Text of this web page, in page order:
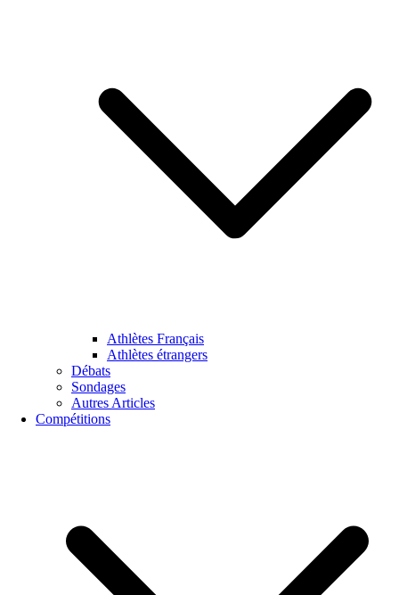
Athlètes Français
Athlètes étrangers
Débats
Sondages
Autres Articles
Compétitions